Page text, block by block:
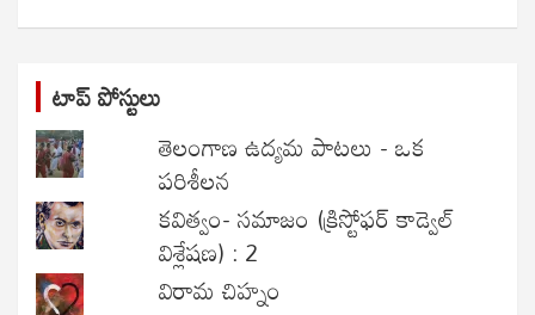
టాప్ పోస్టులు
తెలంగాణ ఉద్యమ పాటలు - ఒక
పరిశీలన
కవిత్వం- సమాజం (క్రిస్టోఫర్ కాడ్వెల్
విశ్లేషణ) : 2
విరామ చిహ్నం